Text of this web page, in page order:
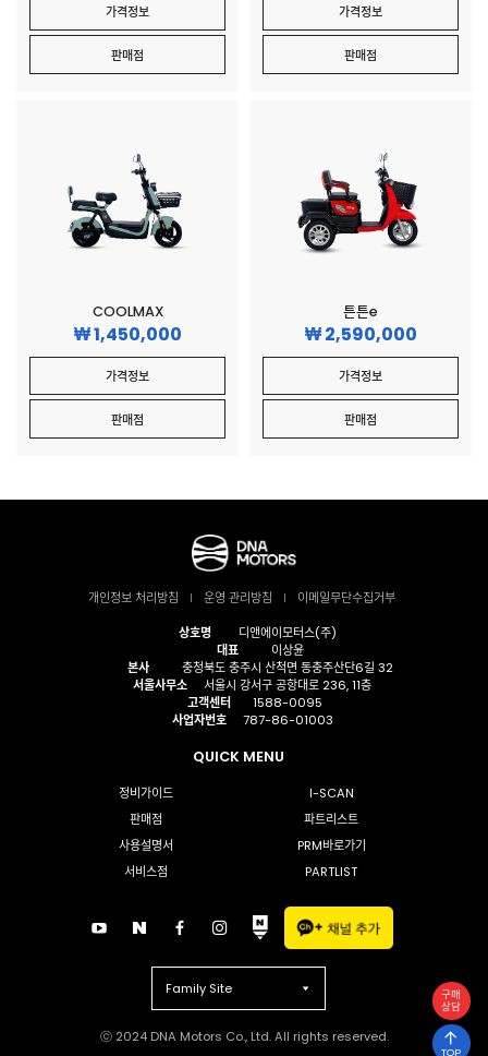
가격정보
판매점
가격정보
판매점
COOLMAX
1,450,000
가격정보
판매점
튼튼e
2,590,000
가격정보
판매점
개인정보 처리방침 운영 관리방침
이메일무단수집거부
상호명
디앤에이모터스(주)
대표
이상윤
본사
충청북도 충주시 산척면 동충주산단6길 32
서울사무소
서울시 강서구 공항대로 236, 11층
고객센터
1588-0095
사업자번호
787-86-01003
QUICK MENU
정비가이드
I-SCAN
판매점
파트리스트
사용설명서
PRM바로가기
서비스점
PARTLIST
Family Site
ⓒ 2024 DNA Motors Co., Ltd. All rights reserved.
구매
상담
TOP